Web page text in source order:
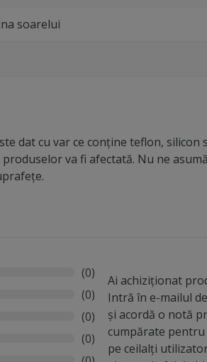
soarelui
dat cu var ce conține teflon, silicon
va fi afectată. Nu ne
(0)
(0)
(0)
(0)
Ai achiziționat
Intră în e-mailul
și acordă o notă
cumpărate
pe ceilalți